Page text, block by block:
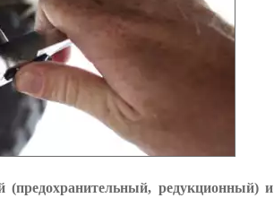
(предохранительный, редукционный) и